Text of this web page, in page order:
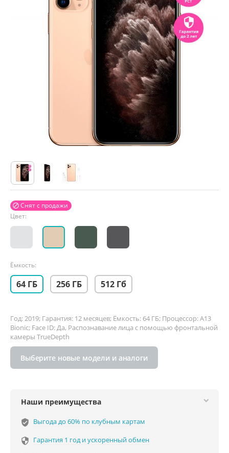
Снят с продажи

Цвет:
Ёмкость:
64 ГБ 256 ГБ 512 Гб
Год: 2019; Гарантия: 12 месяцев; Ёмкость: 64 ГБ; Процессор: A13
Bionic; Face ID: Да, Распознавание лица с помощью фронтальной
камеры TrueDepth
Выберите новые модели и аналоги
Наши преимущества
verified_user Выгода до 60% по клубным картам
 Гарантия 1 год и ускоренный обмен